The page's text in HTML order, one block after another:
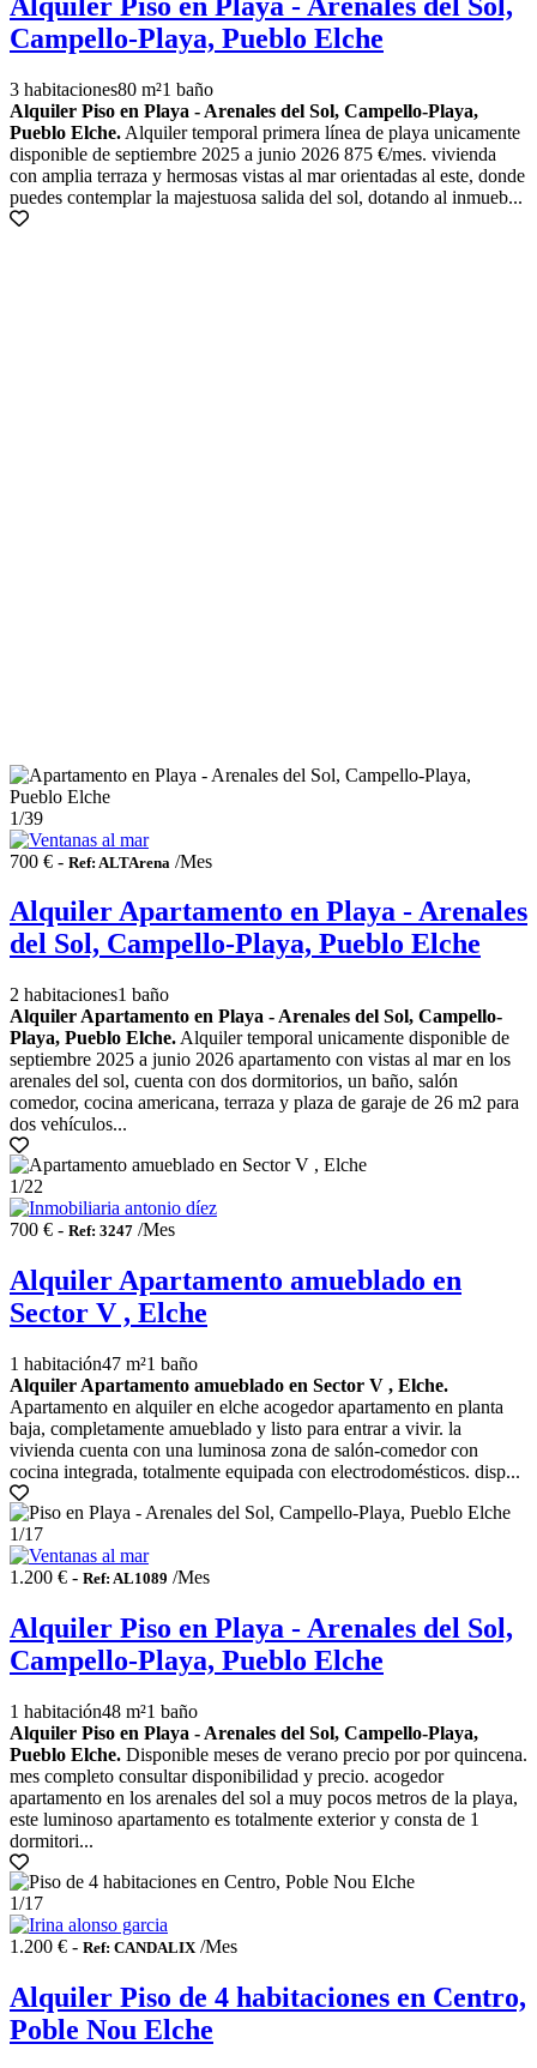
Campello-Playa, Pueblo Elche
3 habitaciones80 m²1 baño
Alquiler Piso en Playa - Arenales del Sol, Campello-Playa,
Pueblo Elche. Alquiler temporal primera línea de playa unicamente
disponible de septiembre 2025 a junio 2026 875 €/mes. vivienda
con amplia terraza y hermosas vistas al mar orientadas al este, donde
puedes contemplar la majestuosa salida del sol, dotando al inmueb...
1/39
700 € - Ref: ALTArena /Mes
Alquiler Apartamento en Playa - Arenales
del Sol, Campello-Playa, Pueblo Elche
2 habitaciones1 baño
Alquiler Apartamento en Playa - Arenales del Sol, Campello-
Playa, Pueblo Elche. Alquiler temporal unicamente disponible de
septiembre 2025 a junio 2026 apartamento con vistas al mar en los
arenales del sol, cuenta con dos dormitorios, un baño, salón
comedor, cocina americana, terraza y plaza de garaje de 26 m2 para
dos vehículos...
1/22
700 € - Ref: 3247 /Mes
Alquiler Apartamento amueblado en
Sector V , Elche
1 habitación47 m²1 baño
Alquiler Apartamento amueblado en Sector V , Elche.
Apartamento en alquiler en elche acogedor apartamento en planta
baja, completamente amueblado y listo para entrar a vivir. la
vivienda cuenta con una luminosa zona de salón-comedor con
cocina integrada, totalmente equipada con electrodomésticos. disp...
1/17
1.200 € - Ref: AL1089 /Mes
Alquiler Piso en Playa - Arenales del Sol,
Campello-Playa, Pueblo Elche
1 habitación48 m²1 baño
Alquiler Piso en Playa - Arenales del Sol, Campello-Playa,
Pueblo Elche. Disponible meses de verano precio por por quincena.
mes completo consultar disponibilidad y precio. acogedor
apartamento en los arenales del sol a muy pocos metros de la playa,
este luminoso apartamento es totalmente exterior y consta de 1
dormitori...
1/17
1.200 € - Ref: CANDALIX /Mes
Alquiler Piso de 4 habitaciones en Centro,
Poble Nou Elche